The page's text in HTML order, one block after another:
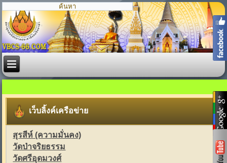
เว็บลิ้งค์เครือข่าย
สุรสีห์ (ความมั่นคง)
วัดป่าจริยธรรม
วัดศรีอุดมวงศ์